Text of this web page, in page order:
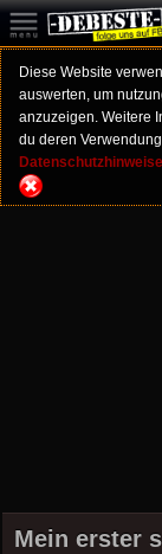
Diese Website
auswerten, um
anzuzeigen. Weitere
du deren
Mein erster